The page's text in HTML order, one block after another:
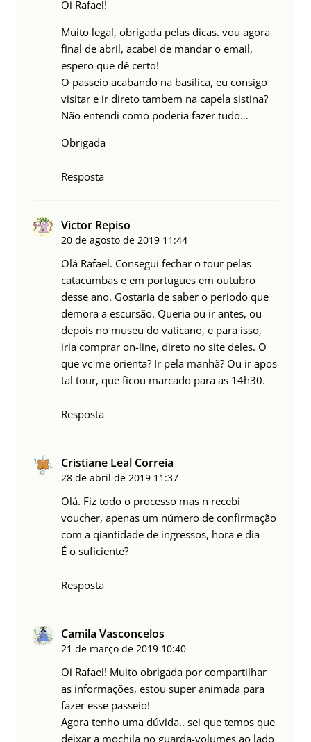
Oi Rafael!
Muito legal, obrigada pelas dicas. vou agora
final de abril, acabei de mandar o email,
espero que dê certo!
O passeio acabando na basílica, eu consigo
visitar e ir direto tambem na capela sistina?
Não entendi como poderia fazer tudo…
Obrigada
Resposta
Victor Repiso
20 de agosto de 2019 11:44
Olá Rafael. Consegui fechar o tour pelas
catacumbas e em portugues em outubro
desse ano. Gostaria de saber o periodo que
demora a escursão. Queria ou ir antes, ou
depois no museu do vaticano, e para isso,
iria comprar on-line, direto no site deles. O
que vc me orienta? Ir pela manhã? Ou ir apos
tal tour, que ficou marcado para as 14h30.
Resposta
Cristiane Leal Correia
28 de abril de 2019 11:37
Olá. Fiz todo o processo mas n recebi
voucher, apenas um número de confirmação
com a qiantidade de ingressos, hora e dia
É o suficiente?
Resposta
Camila Vasconcelos
21 de março de 2019 10:40
Oi Rafael! Muito obrigada por compartilhar
as informações, estou super animada para
fazer esse passeio!
Agora tenho uma dúvida.. sei que temos que
deixar a mochila no guarda-volumes ao lado